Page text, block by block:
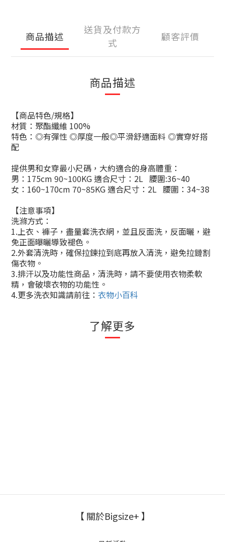
商品描述
送貨及付款方
式
顧客評價
商品描述
【商品特色/規格】
材質：聚酯纖維 100%
特色：◎有彈性 ◎厚度一般◎平滑舒適面料 ◎實穿好搭
配
提供男和女穿最小尺碼，大約適合的身高體重：
男： 175cm 90~100KG 適合尺寸： 2L 腰圍:36~40
女： 160~170cm 70~85KG 適合尺寸： 2L 腰圍： 34~38
【注意事項】
洗滌方式：
1.上衣、褲子，盡量套洗衣網，並且反面洗，反面曬，避
免正面曝曬導致褪色。
2.外套清洗時，確保拉鍊拉到底再放入清洗，避免拉鏈割
傷衣物。
3.排汗以及功能性商品，清洗時，請不要使用衣物柔軟
精，會破壞衣物的功能性。
4.更多洗衣知識請前往： 衣物小百科
了解更多
【 關於Bigsize+ 】